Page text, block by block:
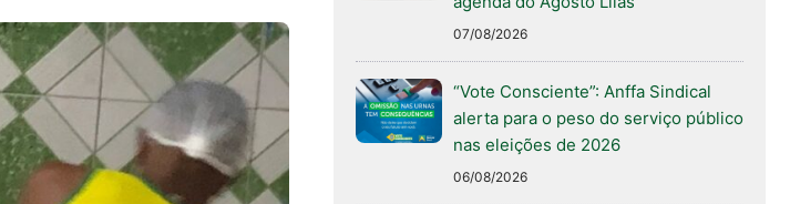
07/08/2026
“Vote Consciente”: Anffa Sindical
alerta para o peso do serviço público
nas eleições de 2026
06/08/2026